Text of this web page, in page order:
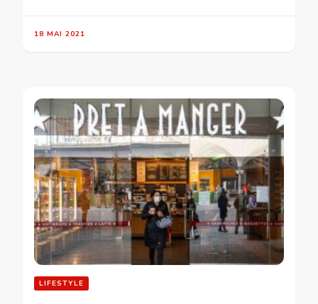
18 MAI 2021
LIFESTYLE